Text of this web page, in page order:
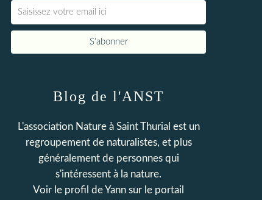
Blog de l'ANST
L'association Nature à Saint Thurial est un
regroupement de naturalistes, et plus
généralement de personnes qui
s'intéressent à la nature.
Voir le profil deYann sur le portail